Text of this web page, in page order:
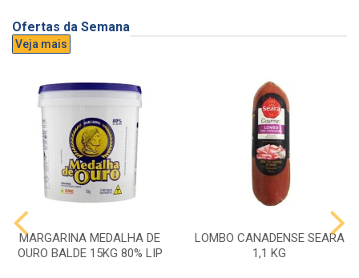
Ofertas da Semana
Veja mais
MARGARINA MEDALHA DE
OURO BALDE 15KG 80% LIP
LOMBO CANADENSE SEARA
1,1 KG